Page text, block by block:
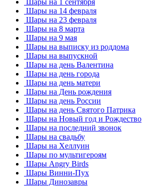
Шары на 14 февраля
Шары на 23 февраля
Шары на 8 марта
Шары на 9 мая
Шары на выписку из роддома
Шары на выпускной
Шары на день Валентина
Шары на день города
Шары на день матери
Шары на День рождения
Шары на день России
Шары на день Святого Патрика
Шары на Новый год и Рождество
Шары на последний звонок
Шары на свадьбу
Шары на Хеллуин
Шары по мультигероям
Шары Angry Birds
Шары Винни-Пух
Шары Динозавры